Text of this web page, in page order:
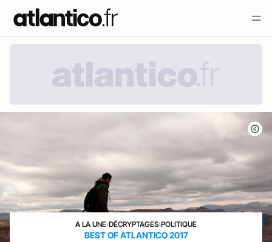
A LA UNE›DÉCRYPTAGES›POLITIQUE
BEST OF ATLANTICO 2017